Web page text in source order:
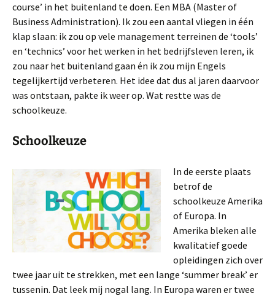
course’ in het buitenland te doen. Een MBA (Master of
Business Administration). Ik zou een aantal vliegen in één
klap slaan: ik zou op vele management terreinen de ‘tools’
en ‘technics’ voor het werken in het bedrijfsleven leren, ik
zou naar het buitenland gaan én ik zou mijn Engels
tegelijkertijd verbeteren. Het idee dat dus al jaren daarvoor
was ontstaan, pakte ik weer op. Wat restte was de
schoolkeuze.
Schoolkeuze
In de eerste plaats
betrof de
schoolkeuze Amerika
of Europa. In
Amerika bleken alle
kwalitatief goede
opleidingen zich over
twee jaar uit te strekken, met een lange ‘summer break’ er
tussenin. Dat leek mij nogal lang. In Europa waren er twee